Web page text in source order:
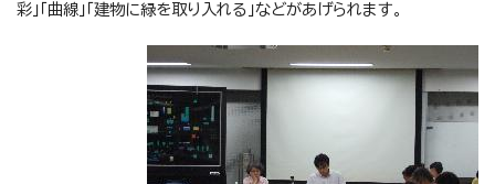
彩」「曲線」「建物に緑を取り入れる」などがあげられます。